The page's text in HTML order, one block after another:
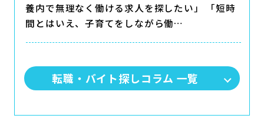
養内で無理なく働ける求人を探したい」 「短時
間とはいえ、子育てをしながら働…
転職・バイト探しコラム 一覧